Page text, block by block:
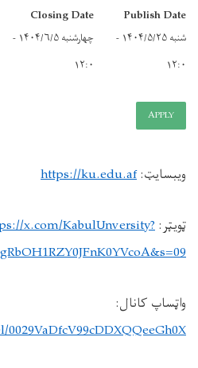
Publish Date
شنبه ۱۴۰۴/۵/۲۵ -
۱۲:۰
Closing Date
چهارشنبه ۱۴۰۴/۶/۵ -
۱۲:۰
APPLY
ویبسایټ:https://ku.edu.af
ټویټر:x.com/KabulUnversity?
واټساپ کانال: